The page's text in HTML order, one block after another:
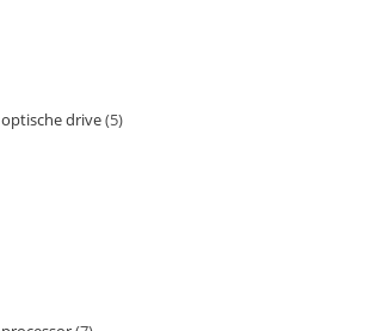
optische drive 5